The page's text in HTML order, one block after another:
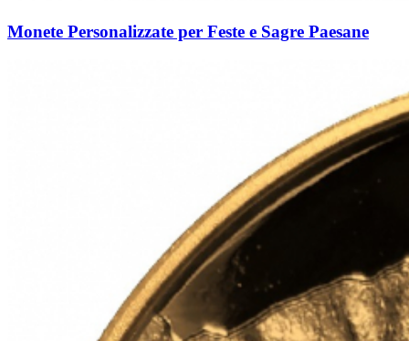
Monete Personalizzate per Feste e Sagre Paesane